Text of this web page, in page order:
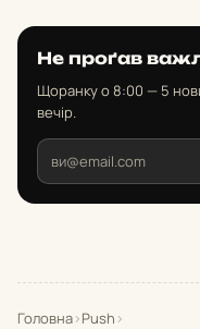
Не проґав
Щоранку о 8:00 — 5
вечір.
Головна›Push ›